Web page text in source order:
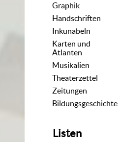
Graphik
Handschriften
Inkunabeln
Karten und
Atlanten
Musikalien
Theaterzettel
Zeitungen
Bildungsgeschichte
Listen